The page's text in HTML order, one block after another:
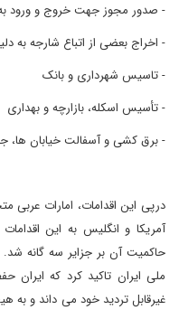
- صدور مجوز جهت خروج و ورود
- اخراج بعضی از اتباع شارجه به
- تاسیس شهرداری و بانک
- تأسیس اسکله، بازارچه و بهداری
- برق کشی و آسفالت خیابان ها،
درپی این اقدامات، امارات
آمریکا و انگلیس به این
حاکمیت آن بر جزایر سه گانه
ملی ایران تاکید کرد که ایران
غیرقابل تردید خود می داند و به